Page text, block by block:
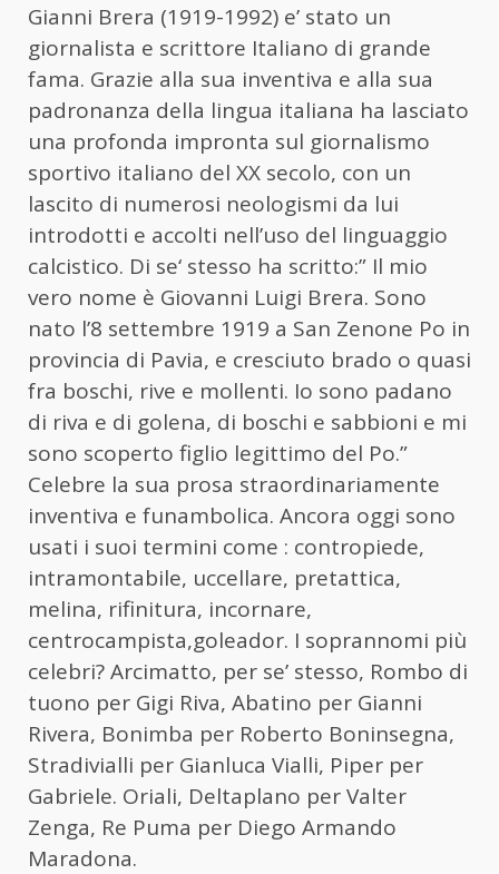
Gianni Brera (1919-1992) e’ stato un
giornalista e scrittore Italiano di grande
fama. Grazie alla sua inventiva e alla sua
padronanza della lingua italiana ha lasciato
una profonda impronta sul giornalismo
sportivo italiano del XX secolo, con un
lascito di numerosi neologismi da lui
introdotti e accolti nell’uso del linguaggio
calcistico. Di se‘ stesso ha scritto:” Il mio
vero nome è Giovanni Luigi Brera. Sono
nato l’8 settembre 1919 a San Zenone Po in
provincia di Pavia, e cresciuto brado o quasi
fra boschi, rive e mollenti. Io sono padano
di riva e di golena, di boschi e sabbioni e mi
sono scoperto figlio legittimo del Po.”
Celebre la sua prosa straordinariamente
inventiva e funambolica. Ancora oggi sono
usati i suoi termini come : contropiede,
intramontabile, uccellare, pretattica,
melina, rifinitura, incornare,
centrocampista,goleador. I soprannomi più
celebri? Arcimatto, per se’ stesso, Rombo di
tuono per Gigi Riva, Abatino per Gianni
Rivera, Bonimba per Roberto Boninsegna,
Stradivialli per Gianluca Vialli, Piper per
Gabriele. Oriali, Deltaplano per Valter
Zenga, Re Puma per Diego Armando
Maradona.